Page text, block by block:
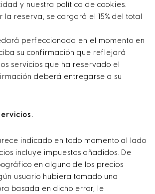
y nuestra política de cookies.
la reserva, se cargará el 15% del total
perfeccionada en el momento en
su confirmación que reflejará
servicios que ha reservado el
deberá entregarse a su
indicado en todo momento al lado
incluye impuestos añadidos. De
en alguno de los precios
usuario hubiera tomado una
basada en dicho error, le